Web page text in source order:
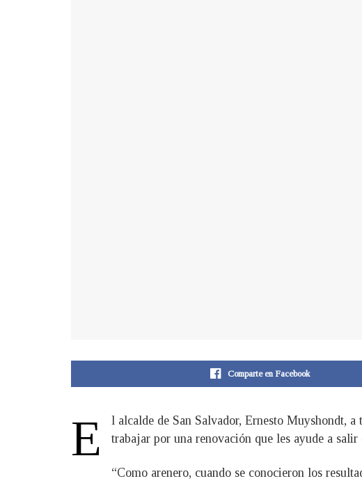
Comparte en Facebook
E
l alcalde de San Salvador, Ernesto Muyshondt,
trabajar por una renovación que les ayude a salir
“Como arenero, cuando se conocieron los